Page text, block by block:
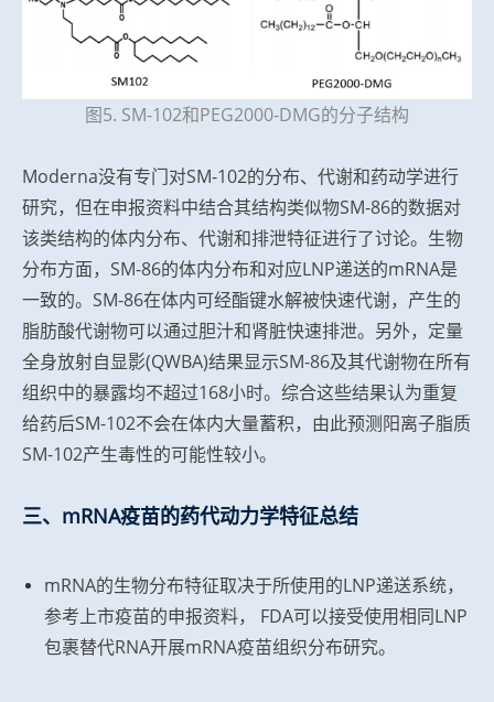
图5. SM-102和PEG2000-DMG的分子结构
Moderna没有专门对SM-102的分布、代谢和药动学进行
研究，但在申报资料中结合其结构类似物SM-86的数据对
该类结构的体内分布、代谢和排泄特征进行了讨论。生物
分布方面，SM-86的体内分布和对应LNP递送的mRNA是
一致的。SM-86在体内可经酯键水解被快速代谢，产生的
脂肪酸代谢物可以通过胆汁和肾脏快速排泄。另外，定量
全身放射自显影(QWBA)结果显示SM-86及其代谢物在所有
组织中的暴露均不超过168小时。综合这些结果认为重复
给药后SM-102不会在体内大量蓄积，由此预测阳离子脂质
SM-102产生毒性的可能性较小。
三、mRNA疫苗的药代动力学特征总结
mRNA的生物分布特征取决于所使用的LNP递送系统，
参考上市疫苗的申报资料， FDA可以接受使用相同LNP
包裹替代RNA开展mRNA疫苗组织分布研究。